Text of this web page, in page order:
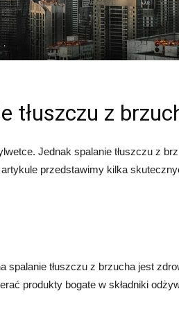
tłuszczu z
Jednak spalanie tłuszczu z
przedstawimy kilka
tłuszczu z brzucha jest
produkty bogate w składniki